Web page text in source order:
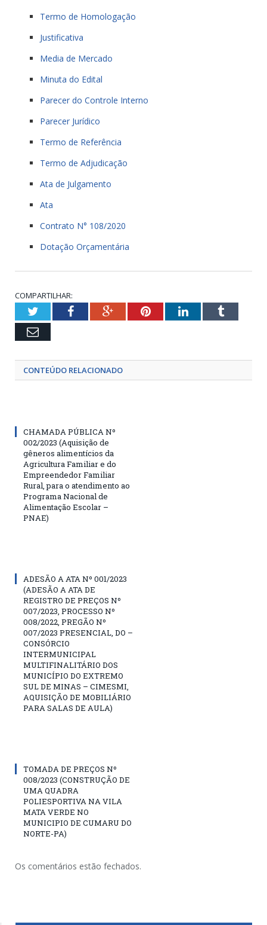
Termo de Homologação
Justificativa
Media de Mercado
Minuta do Edital
Parecer do Controle Interno
Parecer Jurídico
Termo de Referência
Termo de Adjudicação
Ata de Julgamento
Ata
Contrato N° 108/2020
Dotação Orçamentária
COMPARTILHAR:
TwitterFacebookGoogle+PinterestLinkedInTumblr
Email
CONTEÚDO RELACIONADO
CHAMADA PÚBLICA Nº
002/2023 (Aquisição de
gêneros alimentícios da
Agricultura Familiar e do
Empreendedor Familiar
Rural, para o atendimento ao
Programa Nacional de
Alimentação Escolar –
PNAE)
ADESÃO A ATA Nº 001/2023
(ADESÃO A ATA DE
REGISTRO DE PREÇOS Nº
007/2023, PROCESSO Nº
008/2022, PREGÃO Nº
007/2023 PRESENCIAL, DO –
CONSÓRCIO
INTERMUNICIPAL
MULTIFINALITÁRIO DOS
MUNICÍPIO DO EXTREMO
SUL DE MINAS – CIMESMI,
AQUISIÇÃO DE MOBILIÁRIO
PARA SALAS DE AULA)
TOMADA DE PREÇOS Nº
008/2023 (CONSTRUÇÃO DE
UMA QUADRA
POLIESPORTIVA NA VILA
MATA VERDE NO
MUNICIPIO DE CUMARU DO
NORTE-PA)
Os comentários estão fechados.